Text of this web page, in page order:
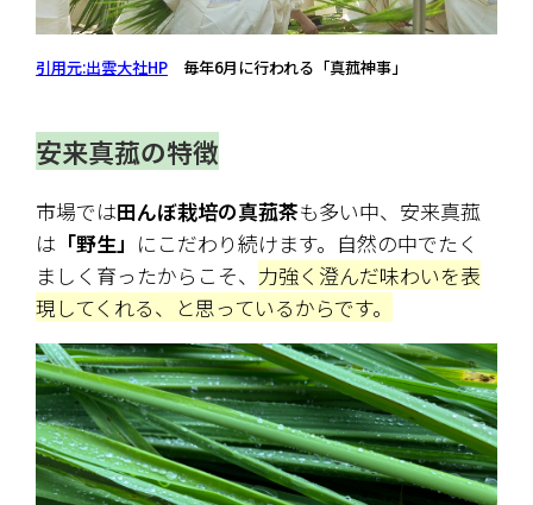
引用元:出雲大社HP 毎年6月に行われる「真菰神事」
安来真菰の特徴
市場では田んぼ栽培の真菰茶も多い中、安来真菰
は 「野生」 にこだわり続けます。自然の中でたく
ましく育ったからこそ、 力強く澄んだ味わいを表
現してくれる、と思っているからです。